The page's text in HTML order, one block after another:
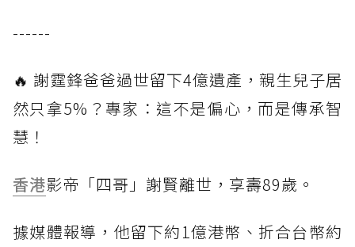
------
🔥 謝霆鋒爸爸過世留下4億遺產，親生兒子居
然只拿5%？專家：這不是偏心，而是傳承智
慧！
香港影帝「四哥」謝賢離世，享壽89歲。
據媒體報導，他留下約1億港幣、折合台幣約